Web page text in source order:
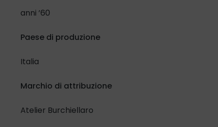
di protezione dati personali
Ho letto e compreso
Inoltre, riguardo al trattamento dei miei dati per attività di
modalità automatizzate di contatto.
anni ’60
Paese di produzione
Italia
Marchio di attribuzione
Atelier Burchiellaro